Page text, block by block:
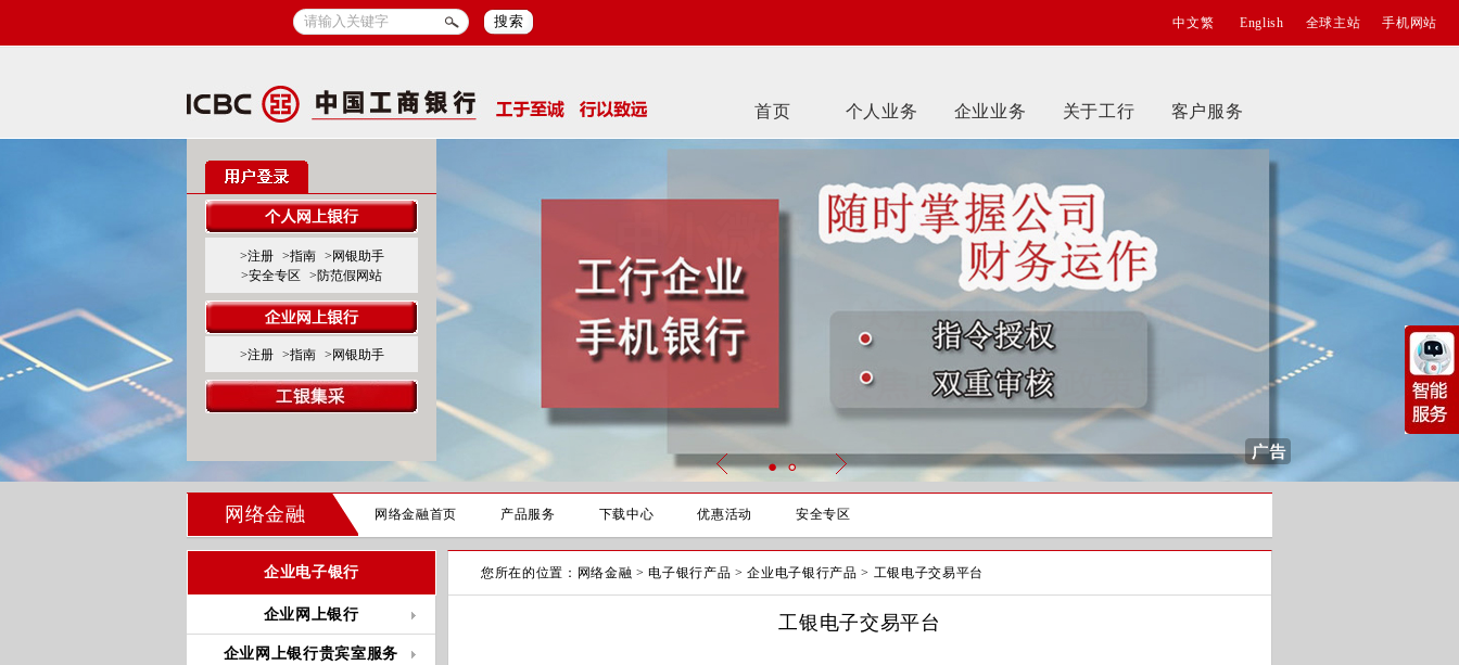
搜索 中文繁 English 全球主站 手机网站
首页 个人业务 企业业务 关于工行 客户服务
>注册 >指南
>网银助手
>安全专区
>防范假网站
>注册 >指南 >网银助手
网络金融 网络金融首页 产品服务 下载中心 优惠活动 安全专区
企业电子银行
企业网上银行
企业网上银行贵宾室服务
您所在的位置： 网络金融 >电子银行产品 >企业电子银行产品 > 工银电子交易平台
工银电子交易平台